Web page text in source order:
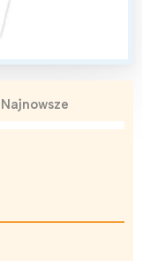
Najnowsze